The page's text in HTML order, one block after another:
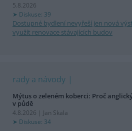
5.8.2026
Diskuse: 39
Dostupné bydlení nevyřeší jen nová
využít renovace stávajících budov
rady a návody
Mýtus o zeleném koberci: Proč
v půdě
4.8.2026 | Jan Skala
Diskuse: 34